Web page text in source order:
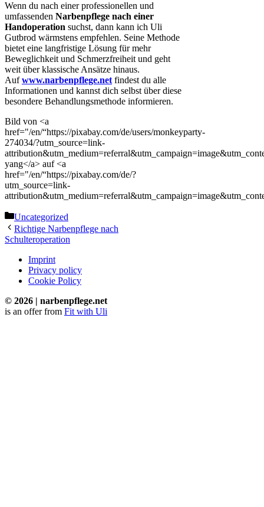
Wenn du nach einer professionellen und
umfassenden Narbenpflege nach einer
Handoperation suchst, dann kann ich Uli
Gutbrod wärmstens empfehlen. Seine Methode
bietet eine langfristige Lösung für mehr
Beweglichkeit und Schmerzfreiheit und geht
weit über klassische Ansätze hinaus.
Aufwww.narbenpflege.net findest du alle
Informationen und kannst dich selbst über diese
besondere Behandlungsmethode informieren.
Bild von <a
href="/en/“https://pixabay.com/de/users/monkeyparty-
274034/?utm_source=link-
yang</a> auf <a
href="/en/“https://pixabay.com/de/?
utm_source=link-
Categories
Uncategorized
Richtige Narbenpflege nach
Schulteroperation
Imprint
Privacy policy
Cookie Policy
© 2026 | narbenpflege.net
is an offer from Fit with Uli